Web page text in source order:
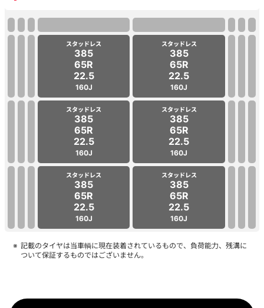
スタッドレス
385
65R
22.5
160J
スタッドレス
385
65R
22.5
160J
スタッドレス
385
65R
22.5
160J
スタッドレス
385
65R
22.5
160J
スタッドレス
385
65R
22.5
160J
スタッドレス
385
65R
22.5
160J
記載のタイヤは当車輌に現在装着されているもので、負荷能力、残溝に
ついて保証するものではございません。